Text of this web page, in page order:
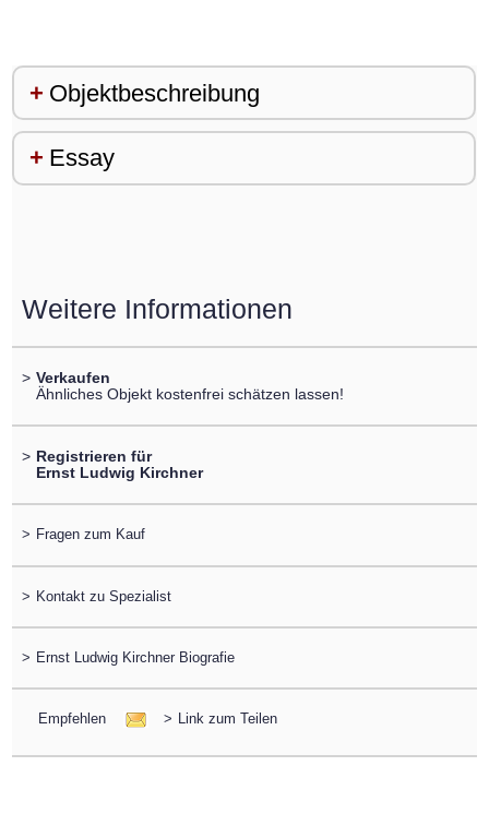
Objektbeschreibung
Essay
Weitere Informationen
> Verkaufen
Ähnliches Objekt kostenfrei schätzen lassen!
> Registrieren für
Ernst Ludwig Kirchner
> Fragen zum Kauf
> Kontakt zu Spezialist
> Ernst Ludwig Kirchner Biografie
Empfehlen > Link zum Teilen